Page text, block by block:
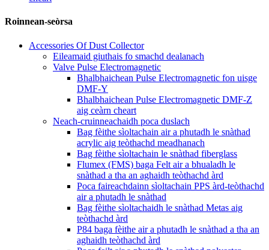
Roinnean-seòrsa
Accessories Of Dust Collector
Eileamaid giuthais fo smachd dealanach
Valve Pulse Electromagnetic
Bhalbhaichean Pulse Electromagnetic fon uisge
DMF-Y
Bhalbhaichean Pulse Electromagnetic DMF-Z
aig ceàrn cheart
Neach-cruinneachaidh poca duslach
Bag fèithe sìoltachain air a phutadh le snàthad
acrylic aig teòthachd meadhanach
Bag fèithe sìoltachain le snàthad fiberglass
Flumex (FMS) baga Felt air a bhualadh le
snàthad a tha an aghaidh teòthachd àrd
Poca faireachdainn sìoltachain PPS àrd-teòthachd
air a phutadh le snàthad
Bag fèithe sìoltachaidh le snàthad Metas aig
teòthachd àrd
P84 baga fèithe air a phutadh le snàthad a tha an
aghaidh teòthachd àrd